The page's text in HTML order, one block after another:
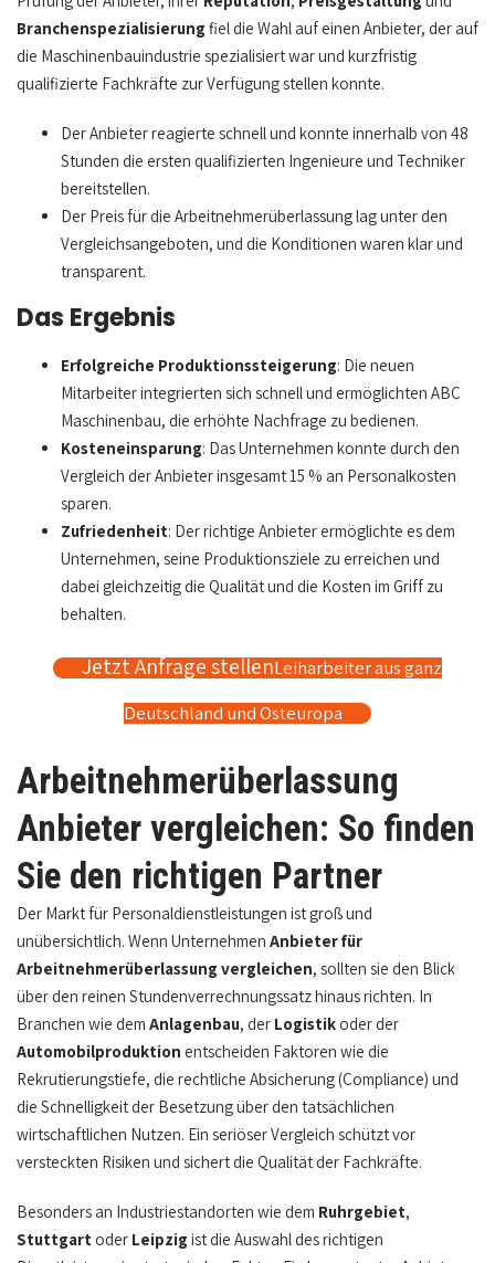
Branchenspezialisierungfiel die Wahl auf einen Anbieter, der auf
die Maschinenbauindustrie spezialisiert war und kurzfristig
qualifizierte Fachkräfte zur Verfügung stellen konnte.
Der Anbieter reagierte schnell und konnte innerhalb von 48
Stunden die ersten qualifizierten Ingenieure und Techniker
bereitstellen.
Der Preis für die Arbeitnehmerüberlassung lag unter den
Vergleichsangeboten, und die Konditionen waren klar und
transparent.
Das Ergebnis
Erfolgreiche Produktionssteigerung: Die neuen
Mitarbeiter integrierten sich schnell und ermöglichten ABC
Maschinenbau, die erhöhte Nachfrage zu bedienen.
Kosteneinsparung: Das Unternehmen konnte durch den
Vergleich der Anbieter insgesamt 15 % an Personalkosten
sparen.
Zufriedenheit: Der richtige Anbieter ermöglichte es dem
Unternehmen, seine Produktionsziele zu erreichen und
dabei gleichzeitig die Qualität und die Kosten im Griff zu
behalten.
Jetzt Anfrage stellenLeiharbeiter aus ganz
Deutschland und Osteuropa
Arbeitnehmerüberlassung
Anbieter vergleichen: So finden
Sie den richtigen Partner
Der Markt für Personaldienstleistungen ist groß und
unübersichtlich. Wenn Unternehmen Anbieter für
Arbeitnehmerüberlassung vergleichen, sollten sie den Blick
über den reinen Stundenverrechnungssatz hinaus richten. In
Branchen wie dem Anlagenbau, der Logistik oder der
Automobilproduktion entscheiden Faktoren wie die
Rekrutierungstiefe, die rechtliche Absicherung (Compliance) und
die Schnelligkeit der Besetzung über den tatsächlichen
wirtschaftlichen Nutzen. Ein seriöser Vergleich schützt vor
versteckten Risiken und sichert die Qualität der Fachkräfte.
Besonders an Industriestandorten wie dem Ruhrgebiet,
Stuttgart oder Leipzigist die Auswahl des richtigen